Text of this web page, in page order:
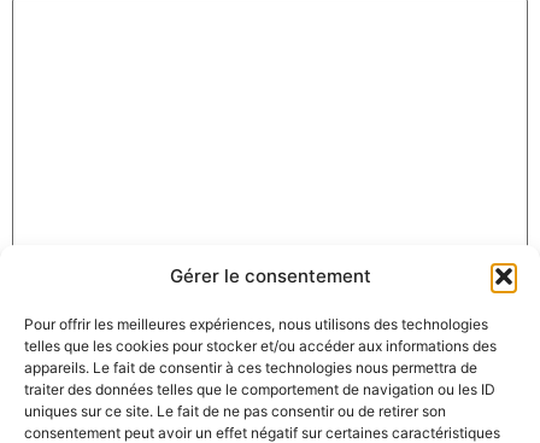
Gérer le consentement
Pour offrir les meilleures expériences, nous utilisons des technologies
telles que les cookies pour stocker et/ou accéder aux informations des
appareils. Le fait de consentir à ces technologies nous permettra de
traiter des données telles que le comportement de navigation ou les ID
uniques sur ce site. Le fait de ne pas consentir ou de retirer son
consentement peut avoir un effet négatif sur certaines caractéristiques
E-mail*